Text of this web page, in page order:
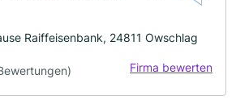
Raiffeisenbank, 24811 Owschlag
Firma bewerten